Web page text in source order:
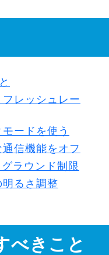
レッシュレー
ードを使う
信機能をオフ
ラウンド制限
るさ調整
べきこと